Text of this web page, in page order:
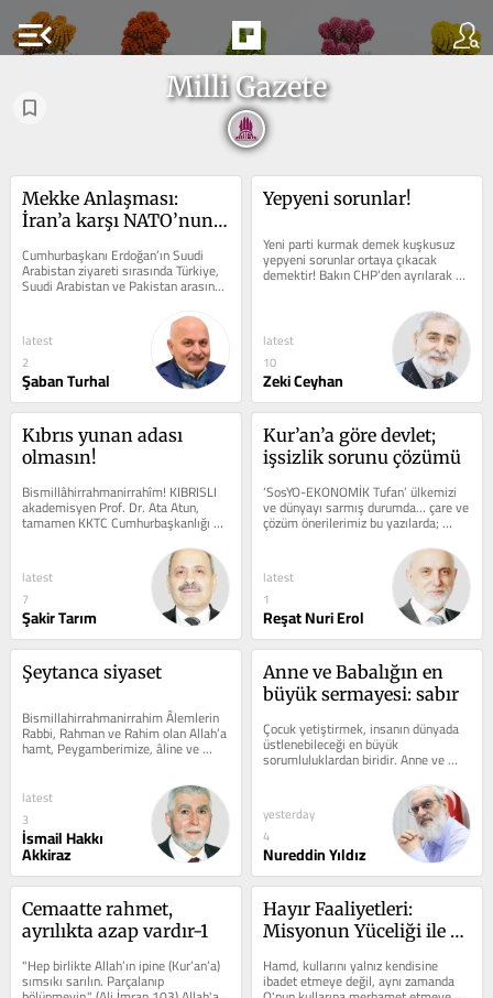
menu_open
Milli Gazete
Mekke Anlaşması:
İran’a karşı NATO’nun
hazırlanıyor?
Cumhurbaşkanı Erdoğan’ın Suudi
Arabistan ziyareti sırasında Türkiye,
Suudi Arabistan ve Pakistan arasında
latest
2
Şaban Turhal
Yepyeni sorunlar!
Yeni parti kurmak demek kuşkusuz
yepyeni sorunlar ortaya çıkacak
demektir! Bakın CHP’den ayrılarak
Yeni Parti’yi kuranlar bugüne kadar
latest
10
Zeki Ceyhan
Kıbrıs yunan adası
olmasın!
Bismillâhirrahmanirrahîm! KIBRISLI
akademisyen Prof. Dr. Ata Atun,
tamamen KKTC Cumhurbaşkanlığı
latest
7
Şakir Tarım
Kur’an’a göre devlet;
işsizlik sorunu çözümü
‘SosYO-EKONOMİK Tufan’ ülkemizi
ve dünyayı sarmış durumda… çare ve
çözüm önerilerimiz bu yazılarda;
uygulanmayı bekliyor… Önceki...
latest
1
Reşat Nuri Erol
Şeytanca siyaset
Bismillahirrahmanirrahim Âlemlerin
Rabbi, Rahman ve Rahim olan Allah’a
hamt, Peygamberimize, âline ve
sahabelerine salât ve selam ederiz....
latest
3
İsmail Hakkı
Akkiraz
Anne ve Babalığın en
büyük sermayesi: sabır
Çocuk yetiştirmek, insanın dünyada
üstlenebileceği en büyük
sorumluluklardan biridir. Anne ve
yesterday
4
Nureddin Yıldız
Cemaatte rahmet,
ayrılıkta azap vardır-1
"Hep birlikte Allah’ın ipine (Kur’an’a)
sımsıkı sarılın. Parçalanıp
Hayır Faaliyetleri:
Misyonun Yüceliği ile
Arasında
Hamd, kullarını yalnız kendisine
ibadet etmeye değil, aynı zamanda